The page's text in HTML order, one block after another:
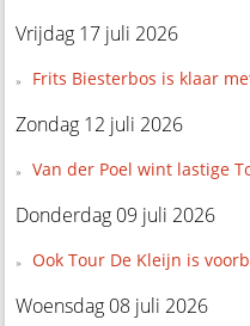
Vrijdag 17 juli 2026
Frits Biesterbos is klaar
Zondag 12 juli 2026
Van der Poel wint lastige
Donderdag 09 juli 2026
Ook Tour De Kleijn is
Woensdag 08 juli 2026